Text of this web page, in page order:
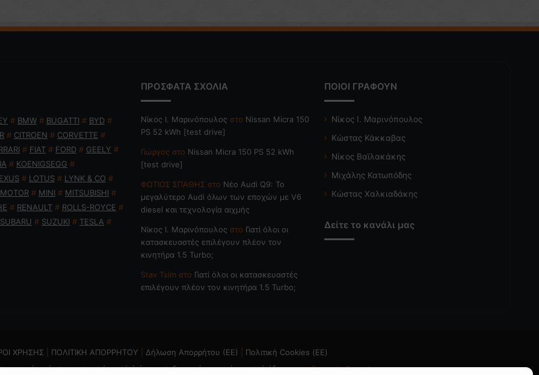
# BMW # BUGATTI # BYD #
# CITROEN # CORVETTE #
# FIAT # FORD # GEELY #
# KOENIGSEGG #
# LOTUS # LYNK & CO #
# MINI # MITSUBISHI #
# RENAULT # ROLLS-ROYCE #
SUBARU # SUZUKI # TESLA #
ΠΡΟΣΦΑΤΑ ΣΧΟΛΙΑ
Nίκος Ι. Mαρινόπουλος στο Nissan Micra 150
PS 52 kWh [test drive]
Γιώργος στο Nissan Micra 150 PS 52 kWh
[test drive]
ΦΩΤΙΟΣ ΣΠΑΘΗΣ στο Νέο Audi Q9: Το
μεγαλύτερο Audi όλων των εποχών με V6
diesel και τεχνολογία αιχμής
Nίκος Ι. Mαρινόπουλος στο Γιατί όλοι οι
κατασκευαστές επιλέγουν πλέον τον
κινητήρα 1.5 Turbo;
Stav Tsim στο Γιατί όλοι οι κατασκευαστές
επιλέγουν πλέον τον κινητήρα 1.5 Turbo;
ΠΟΙΟΙ ΓΡΑΦΟΥΝ
Νίκος Ι. Μαρινόπουλος
Κώστας Κάκκαβας
Νίκος Βαϊλακάκης
Μιχάλης Κατωπόδης
Κώστας Χαλκιαδάκης
Δείτε το κανάλι μας
ΧΡΗΣΗΣ ΠΟΛΙΤΙΚΗ ΑΠΟΡΡΗΤΟΥ Δήλωση Απορρήτου (ΕΕ)
Πολιτική Cookies (ΕΕ)
η χρήση ή επανεκπομπή, μετά ή άνευ επεξεργασίας, χωρίς γραπτή άδεια- email: caroto@caroto.gr